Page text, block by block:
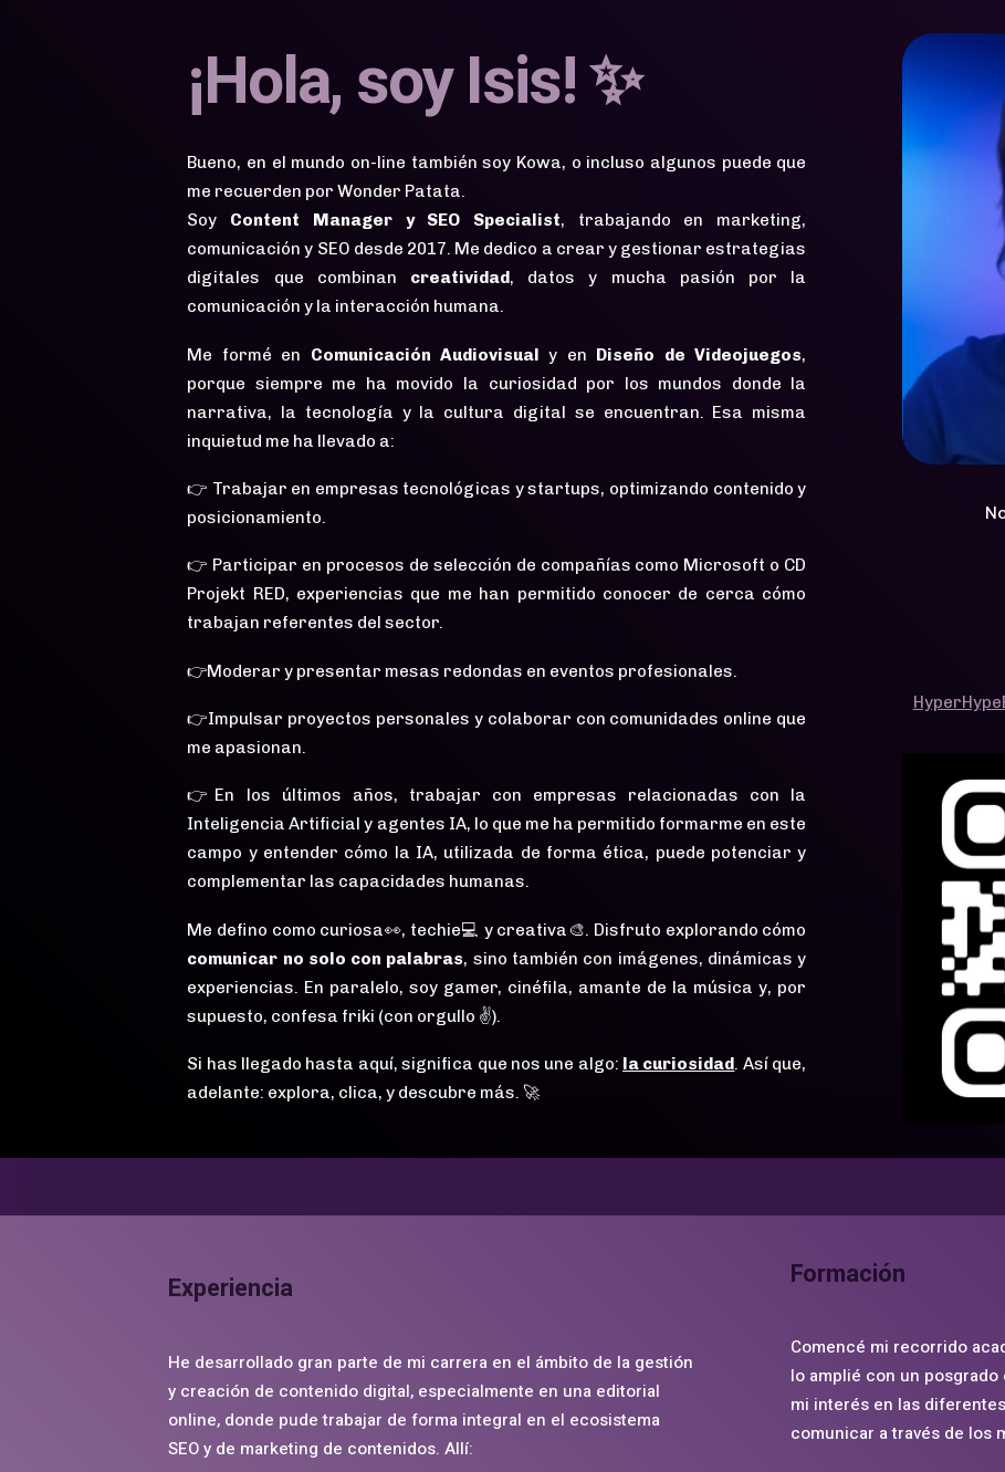
¡Hola, soy Isis! ✨
Bueno, en el mundo on-line también soy Kowa, o incluso algunos puede que
me recuerden por Wonder Patata.
Soy Content Manager y SEO Specialist, trabajando en marketing,
comunicación y SEO desde 2017. Me dedico a crear y gestionar estrategias
digitales que combinan creatividad, datos y mucha pasión por la
comunicación y la interacción humana.
Me formé en Comunicación Audiovisual y en Diseño de Videojuegos,
porque siempre me ha movido la curiosidad por los mundos donde la
narrativa, la tecnología y la cultura digital se encuentran. Esa misma
inquietud me ha llevado a:
👉 Trabajar en empresas tecnológicas y startups, optimizando contenido y
posicionamiento.
👉 Participar en procesos de selección de compañías como Microsoft o CD
Projekt RED, experiencias que me han permitido conocer de cerca cómo
trabajan referentes del sector.
👉Moderar y presentar mesas redondas en eventos profesionales.
👉Impulsar proyectos personales y colaborar con comunidades online que
me apasionan.
👉En los últimos años, trabajar con empresas relacionadas con la
Inteligencia Artificial y agentes IA, lo que me ha permitido formarme en este
campo y entender cómo la IA, utilizada de forma ética, puede potenciar y
complementar las capacidades humanas.
Me defino como curiosa👀, techie💻 y creativa🎨. Disfruto explorando cómo
comunicar no solo con palabras, sino también con imágenes, dinámicas y
experiencias. En paralelo, soy gamer, cinéfila, amante de la música y, por
supuesto, confesa friki (con orgullo ✌️).
Si has llegado hasta aquí, significa que nos une algo: la curiosidad. Así que,
adelante: explora, clica, y descubre más. 🚀
HyperHype
Experiencia
He desarrollado gran parte de mi carrera en el ámbito de la gestión
y creación de contenido digital, especialmente en una editorial
online, donde pude trabajar de forma integral en el ecosistema
SEO y de marketing de contenidos. Allí:
Formación
Comencé mi recorrido
lo amplié con un
mi interés en las
comunicar a través de los